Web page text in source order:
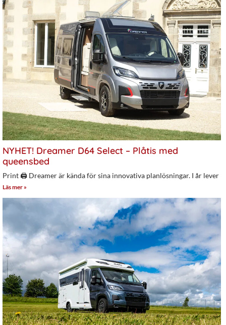
NYHET! Dreamer D64 Select – Plåtis med
queensbed
Print 🖨 Dreamer är kända för sina innovativa planlösningar. I år lever
Läs mer »